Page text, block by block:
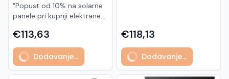
"Popust od 10% na solarne
panele pri kupnji elektrane
Model TSM-455NEG9R.28
predstavlja napredni
glass/glass N-type solarni
modul s visokom
učinkovitošću, dugim
€113,63
Dodavanje...
500 W iz Neostar 2S serije,
baziran na naprednoj N-
type ABC (All Back Contact)
tehnologiji. Ovaj panel je
namijenjen za moderne
€118,13
Dodavanje...